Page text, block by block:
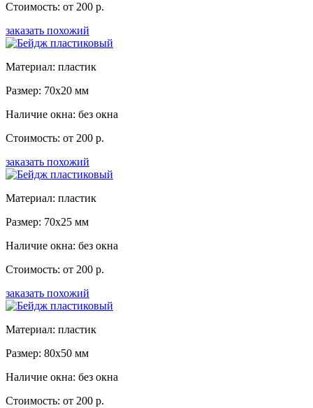
Стоимость: от 200 р.
заказать похожий
Материал: пластик
Размер: 70x20 мм
Наличие окна: без окна
Стоимость: от 200 р.
заказать похожий
Материал: пластик
Размер: 70x25 мм
Наличие окна: без окна
Стоимость: от 200 р.
заказать похожий
Материал: пластик
Размер: 80x50 мм
Наличие окна: без окна
Стоимость: от 200 р.